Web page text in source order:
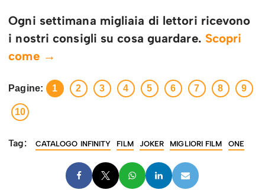
Ogni settimana migliaia di lettori ricevono
i nostri consigli su cosa guardare. Scopri
come →
Pagine: 1 2 3 4 5 6 7 8 9
10
Tag: CATALOGO INFINITY FILM JOKER MIGLIORI FILM ONE